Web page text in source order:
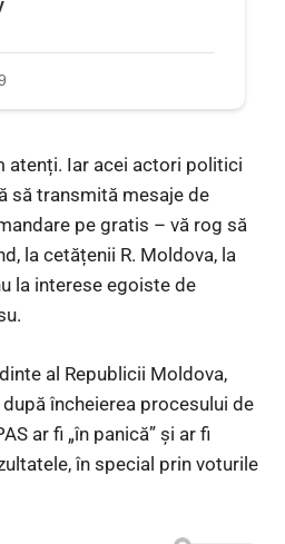
atenți. Iar acei actori politici
să transmită mesaje de
pe gratis – vă rog să
la cetățenii R. Moldova, la
la interese egoiste de
al Republicii Moldova,
încheierea procesului de
ar fi „în panică” și ar fi
în special prin voturile